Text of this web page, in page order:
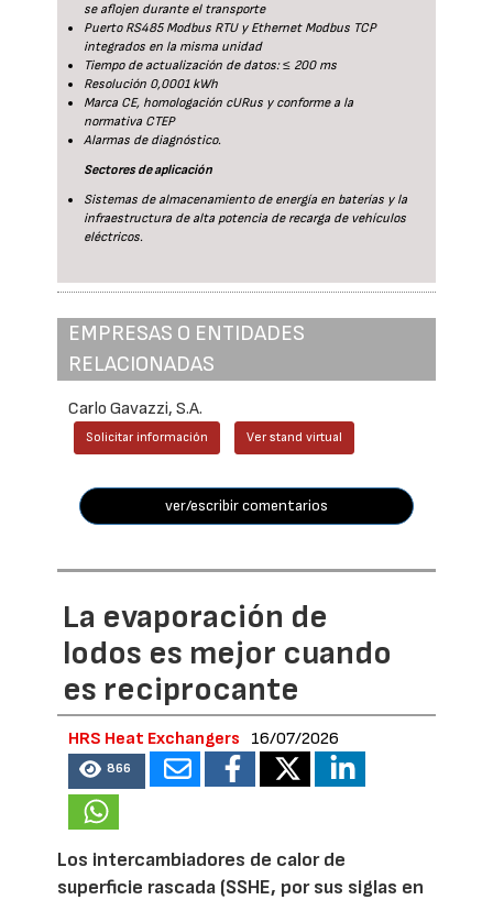
se aflojen durante el transporte
Puerto RS485 Modbus RTU y Ethernet Modbus TCP
integrados en la misma unidad
Tiempo de actualización de datos: ≤ 200 ms
Resolución 0,0001 kWh
Marca CE, homologación cURus y conforme a la
normativa CTEP
Alarmas de diagnóstico.
Sectores de aplicación
Sistemas de almacenamiento de energía en baterías y la
infraestructura de alta potencia de recarga de vehículos
eléctricos.
EMPRESAS O ENTIDADES
RELACIONADAS
Carlo Gavazzi, S.A.
Solicitar información Ver stand virtual
ver/escribir comentarios
La evaporación de
lodos es mejor cuando
es reciprocante
HRS Heat Exchangers 16/07/2026
866
Los intercambiadores de calor de
superficie rascada (SSHE, por sus siglas en